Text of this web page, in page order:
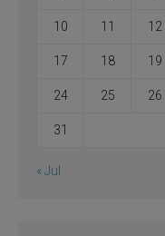
10 11 12
17 18 19
24 25 26
31
« Jul